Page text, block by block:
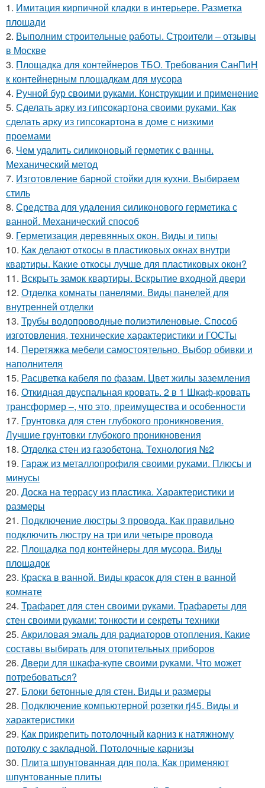
1. Имитация кирпичной кладки в интерьере. Разметка
площади
2. Выполним строительные работы. Строители – отзывы
в Москве
3. Площадка для контейнеров ТБО. Требования СанПиН
к контейнерным площадкам для мусора
4. Ручной бур своими руками. Конструкции и применение
5. Сделать арку из гипсокартона своими руками. Как
сделать арку из гипсокартона в доме с низкими
проемами
6. Чем удалить силиконовый герметик с ванны.
Механический метод
7. Изготовление барной стойки для кухни. Выбираем
стиль
8. Средства для удаления силиконового герметика с
ванной. Механический способ
9. Герметизация деревянных окон. Виды и типы
10. Как делают откосы в пластиковых окнах внутри
квартиры. Какие откосы лучше для пластиковых окон?
11. Вскрыть замок квартиры. Вскрытие входной двери
12. Отделка комнаты панелями. Виды панелей для
внутренней отделки
13. Трубы водопроводные полиэтиленовые. Способ
изготовления, технические характеристики и ГОСТы
14. Перетяжка мебели самостоятельно. Выбор обивки и
наполнителя
15. Расцветка кабеля по фазам. Цвет жилы заземления
16. Откидная двуспальная кровать. 2 в 1 Шкаф-кровать
трансформер –, что это, преимущества и особенности
17. Грунтовка для стен глубокого проникновения.
Лучшие грунтовки глубокого проникновения
18. Отделка стен из газобетона. Технология №2
19. Гараж из металлопрофиля своими руками. Плюсы и
минусы
20. Доска на террасу из пластика. Характеристики и
размеры
21. Подключение люстры 3 провода. Как правильно
подключить люстру на три или четыре провода
22. Площадка под контейнеры для мусора. Виды
площадок
23. Краска в ванной. Виды красок для стен в ванной
комнате
24. Трафарет для стен своими руками. Трафареты для
стен своими руками: тонкости и секреты техники
25. Акриловая эмаль для радиаторов отопления. Какие
составы выбирать для отопительных приборов
26. Двери для шкафа-купе своими руками. Что может
потребоваться?
27. Блоки бетонные для стен. Виды и размеры
28. Подключение компьютерной розетки rj45. Виды и
характеристики
29. Как прикрепить потолочный карниз к натяжному
потолку с закладной. Потолочные карнизы
30. Плита шпунтованная для пола. Как применяют
шпунтованные плиты